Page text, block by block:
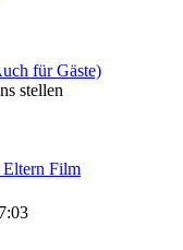
für Gäste)
stellen
Eltern Film